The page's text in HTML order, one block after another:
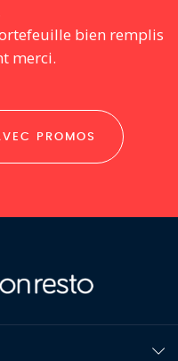
bien remplis
merci.
PROMOS